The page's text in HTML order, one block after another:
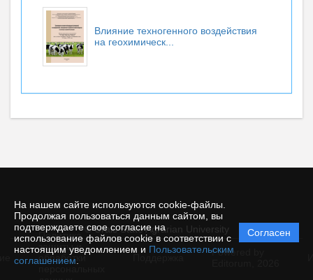
На нашем сайте используются cookie-файлы.
Продолжая пользоваться данным сайтом, вы
подтверждаете свое согласие на
использование файлов cookie в соответствии с
настоящим уведомлением и Пользовательским
соглашением
Согласен
Влияние техногенного воздействия
на геохимическ...
© Urals State Agrarian University
Политика
защиты и
обработки
Powered by